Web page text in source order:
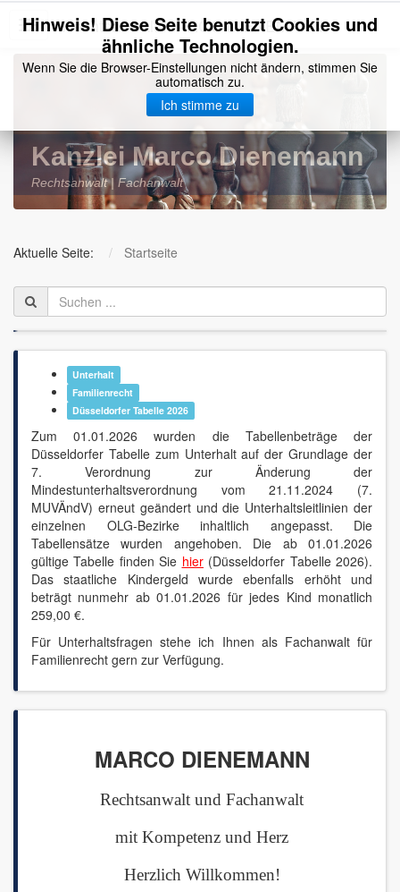
Home
Leistungen
Kosten
Standort
BRAK
Kontakt
Impressum
Datenschutz
Kanzlei - aktuell
Rechtsprechung - News
ToggleRechtsanwalt MARCO DIENEMANN
Hinweis! Diese Seite benutzt Cookies und
ähnliche Technologien.
Wenn Sie die Browser-Einstellungen nicht ändern, stimmen Sie
automatisch zu.
Ich stimme zu
Kanzlei Marco Dienemann
Rechtsanwalt | Fachanwalt
Aktuelle Seite: Startseite
Unterhalt
Familienrecht
Düsseldorfer Tabelle 2026
Zum 01.01.2026 wurden die Tabellenbeträge der
Düsseldorfer Tabelle zum Unterhalt auf der Grundlage der
7. Verordnung zur Änderung der
Mindestunterhaltsverordnung vom 21.11.2024 (7.
MUVÄndV) erneut geändert und die Unterhaltsleitlinien der
einzelnen OLG-Bezirke inhaltlich angepasst. Die
Tabellensätze wurden angehoben. Die ab 01.01.2026
gültige Tabelle finden Sie hier (Düsseldorfer Tabelle 2026).
Das staatliche Kindergeld wurde ebenfalls erhöht und
beträgt nunmehr ab 01.01.2026 für jedes Kind monatlich
259,00 €.
Für Unterhaltsfragen stehe ich Ihnen als Fachanwalt für
Familienrecht gern zur Verfügung.
MARCO DIENEMANN
Rechtsanwalt und Fachanwalt
mit Kompetenz und Herz
Herzlich Willkommen!